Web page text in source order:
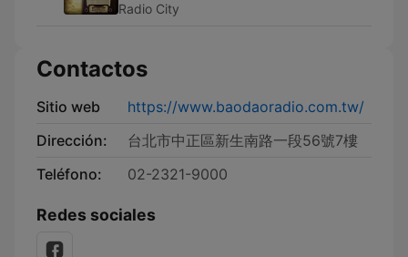
Radio City
Contactos
Sitio web
https://www.baodaoradio.com.tw/
Dirección:
台北市中正區新生南路一段56號7樓
Teléfono:
02-2321-9000
Redes sociales